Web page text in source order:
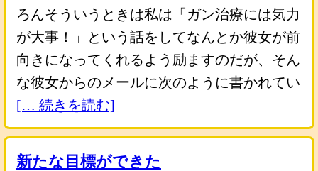
ろんそういうときは私は「ガン治療には気力
が大事！」という話をしてなんとか彼女が前
向きになってくれるよう励ますのだが、そん
な彼女からのメールに次のように書かれてい
[… 続きを読む]
新たな目標ができた